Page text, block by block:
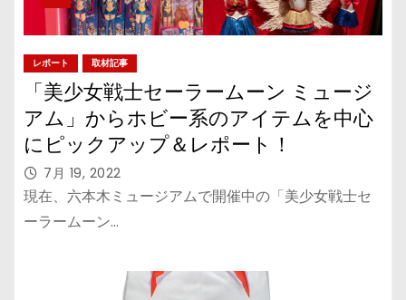
レポート 取材記事
「美少女戦士セーラームーン ミュージ
アム」からホビー系のアイテムを中心
にピックアップ＆レポート！
7月 19, 2022
現在、六本木ミュージアムで開催中の「美少女戦士セ
ーラームーン…